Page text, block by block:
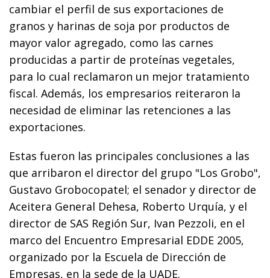
cambiar el perfil de sus exportaciones de
granos y harinas de soja por productos de
mayor valor agregado, como las carnes
producidas a partir de proteínas vegetales,
para lo cual reclamaron un mejor tratamiento
fiscal. Además, los empresarios reiteraron la
necesidad de eliminar las retenciones a las
exportaciones.
Estas fueron las principales conclusiones a las
que arribaron el director del grupo "Los Grobo",
Gustavo Grobocopatel; el senador y director de
Aceitera General Dehesa, Roberto Urquía, y el
director de SAS Región Sur, Ivan Pezzoli, en el
marco del Encuentro Empresarial EDDE 2005,
organizado por la Escuela de Dirección de
Empresas, en la sede de la UADE.